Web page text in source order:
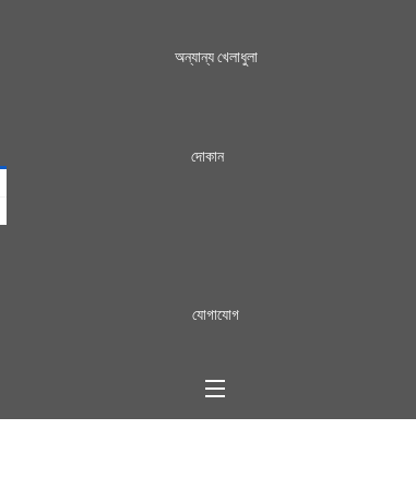
অন্যান্য খেলাধুলা
দোকান
যোগাযোগ